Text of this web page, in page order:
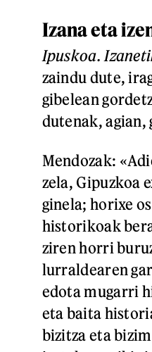
Izana eta
Ipuskoa.
zaindu dute,
gibelean
dutenak,
Mendozak:
zela, Gipuzkoa
ginela; horixe
historikoak
ziren horri
lurraldearen
edota mugarri
eta baita
bizitza eta